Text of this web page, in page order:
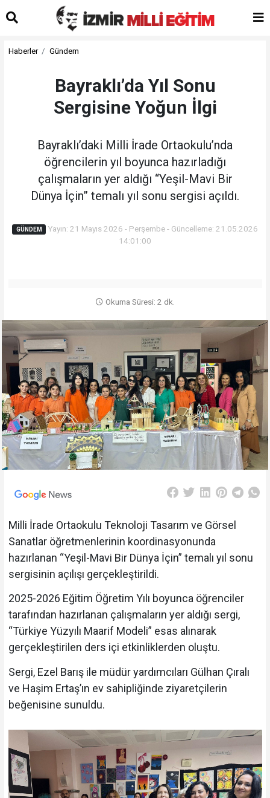
Haberler Gündem
Bayraklı’da Yıl Sonu
Sergisine Yoğun İlgi
Bayraklı’daki Milli İrade Ortaokulu’nda
öğrencilerin yıl boyunca hazırladığı
çalışmaların yer aldığı “Yeşil-Mavi Bir
Dünya İçin” temalı yıl sonu sergisi açıldı.
GÜNDEM
Yayın: 21 Mayıs 2026 - Perşembe - Güncelleme: 21.05.2026
14:01:00
Okuma Süresi: 2 dk.
Milli İrade Ortaokulu Teknoloji Tasarım ve Görsel
Sanatlar öğretmenlerinin koordinasyonunda
hazırlanan “Yeşil-Mavi Bir Dünya İçin” temalı yıl sonu
sergisinin açılışı gerçekleştirildi.
2025-2026 Eğitim Öğretim Yılı boyunca öğrenciler
tarafından hazırlanan çalışmaların yer aldığı sergi,
“Türkiye Yüzyılı Maarif Modeli” esas alınarak
gerçekleştirilen ders içi etkinliklerden oluştu.
Sergi, Ezel Barış ile müdür yardımcıları Gülhan Çıralı
ve Haşim Ertaş’ın ev sahipliğinde ziyaretçilerin
beğenisine sunuldu.